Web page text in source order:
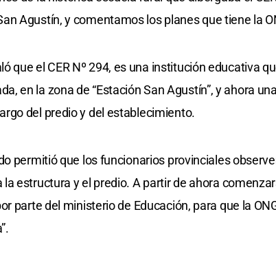
Agustín, y comentamos los planes que tiene la
que el CER Nº 294, es una institución educativa
en la zona de “Estación San Agustín”, y ahora
del predio y del establecimiento.
permitió que los funcionarios provinciales
la estructura y el predio. A partir de ahora
parte del ministerio de Educación, para que la